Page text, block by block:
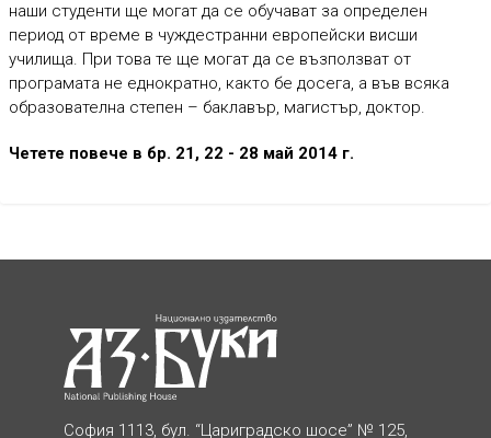
наши студенти ще могат да се обучават за определен
период от време в чуждестранни европейски висши
училища. При това те ще могат да се възползват от
програмата не еднократно, както бе досега, а във всяка
образователна степен – баклавър, магистър, доктор.
Четете повече в бр. 21, 22 - 28 май 2014 г.
София 1113, бул. “Цариградско шосе” № 125,